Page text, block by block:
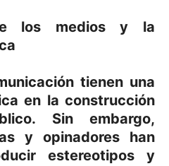
los medios y la
tienen una
en la construcción
Sin embargo,
y opinadores han
estereotipos y